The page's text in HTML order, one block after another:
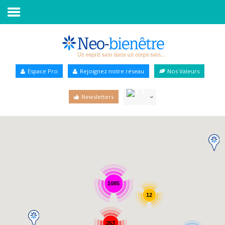
Annuaire Bien-être
Espace Pro Rejoignez notre réseau Nos Valeurs
Newsletters
1085
263
12